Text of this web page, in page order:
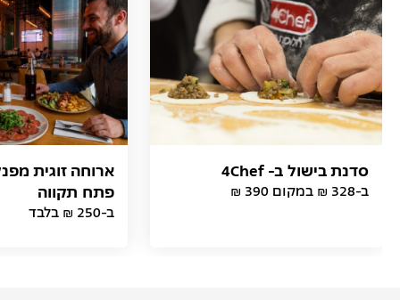
סדנת בישול ב- 4Chef
ב-328 ₪ במקום 390 ₪
ארוחה זוגית
פתח תקווה
ב-250 ₪ בלבד